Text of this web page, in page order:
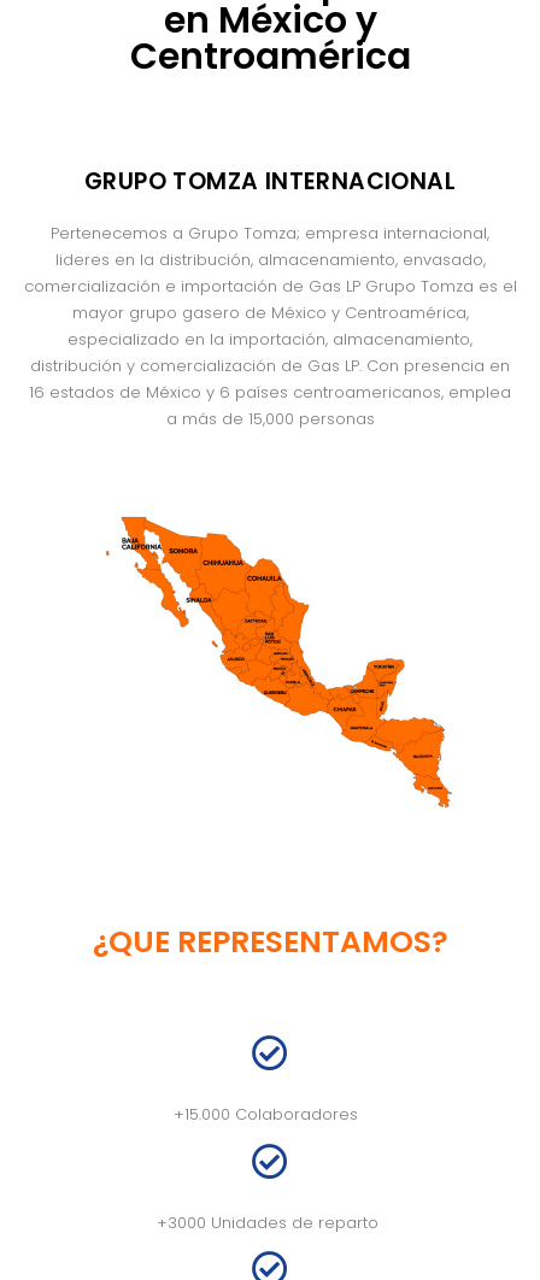
en México y
Centroamérica
GRUPO TOMZA INTERNACIONAL
Pertenecemos a Grupo Tomza; empresa internacional,
lideres en la distribución,almacenamiento, envasado,
comercialización e importación de Gas LP Grupo Tomza es el
mayor grupo gasero de México y Centroamérica,
especializado en la importación, almacenamiento,
distribución y comercialización de Gas LP. Con presencia en
16 estados de México y 6 países centroamericanos, emplea
a más de 15,000 personas
¿QUE REPRESENTAMOS?
+15.000 Colaboradores
+3000 Unidades de reparto